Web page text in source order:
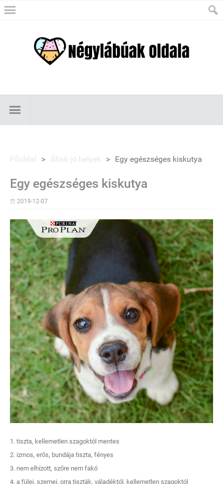
Főoldal > Állati jó helyek > Egy egészséges kiskutya
Egy egészséges kiskutya
2019-12-07
1. tiszta, kellemetlen szagoktól mentes
2. izmos, erős, bundája tiszta, fényes
3. nem elhízott, szőre nem fakó
4. a fülei, szemei, orra tiszták, váladéktól, kellemetlen szagoktól